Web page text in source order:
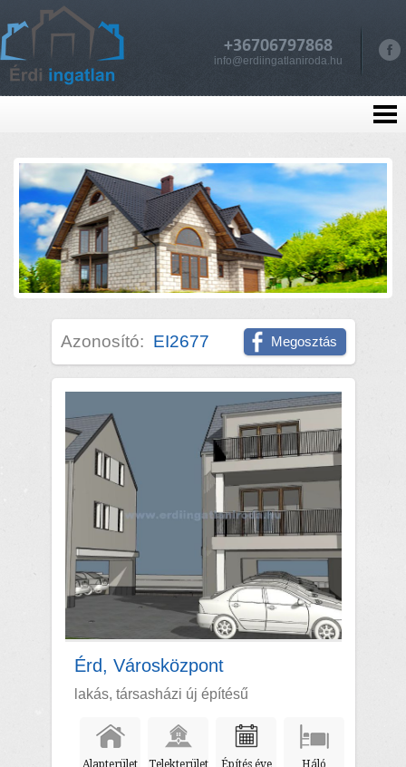
+36706797868
info@erdiingatlaniroda.hu
Azonosító: EI2677 Megosztás
Érd, Városközpont
lakás, társasházi új építésű
Alapterület
Telekterület
Építés éve
Háló